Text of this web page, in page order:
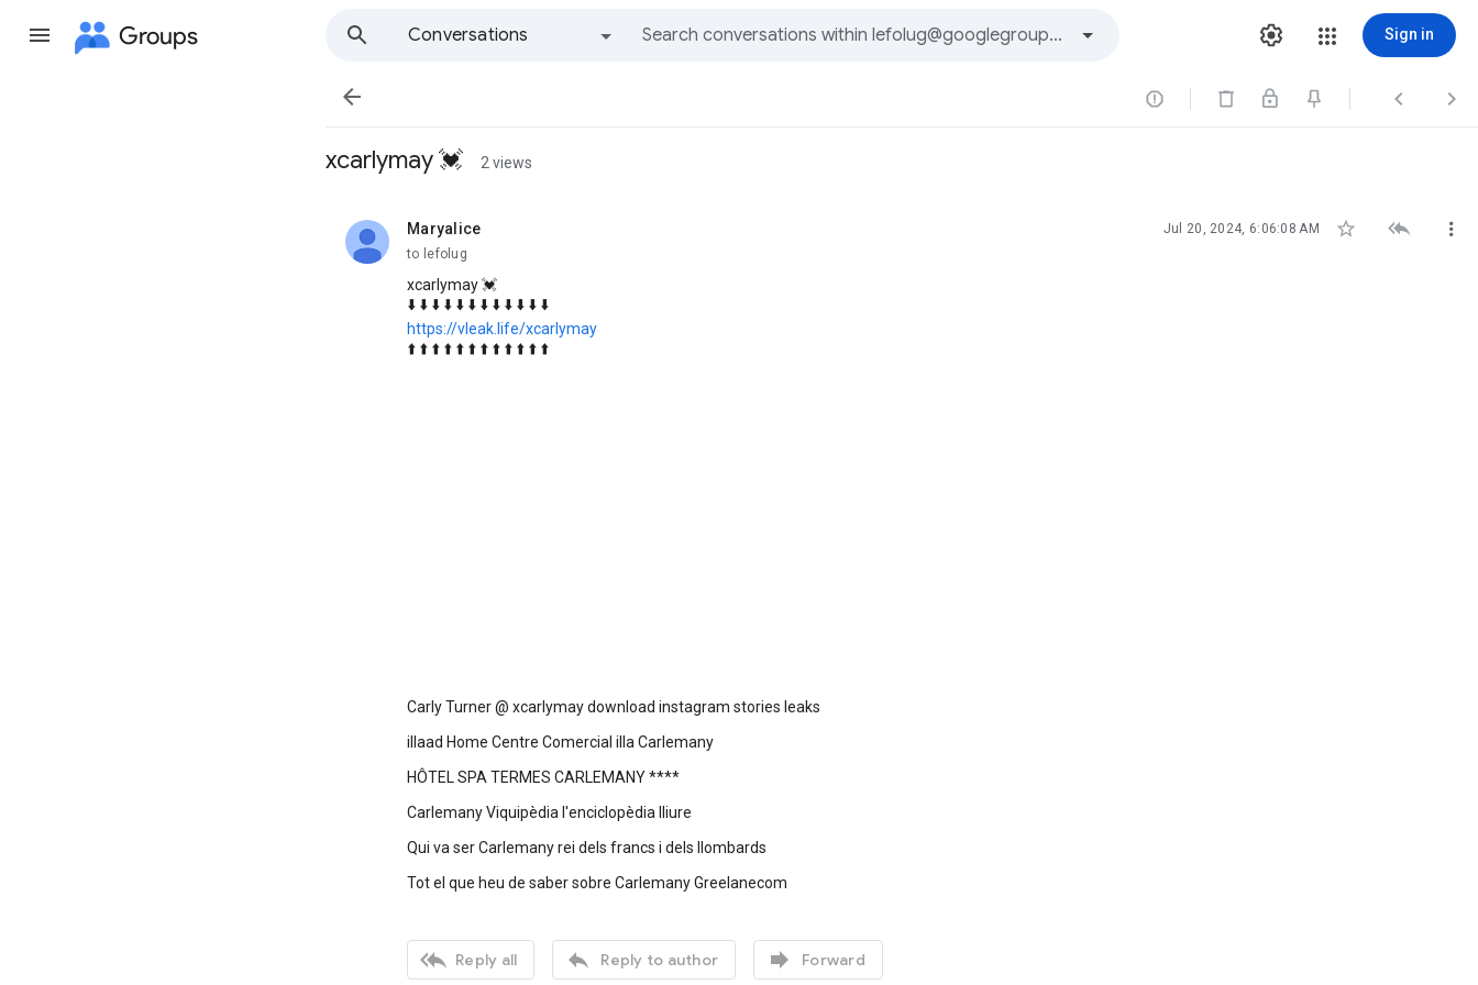
Groups
Conversations
Sign in
   
xcarlymay 💓 2 views
Maryalice
unread, Jul 20, 2024, 6:06:08 AM   
to lefolug
xcarlymay 💓
⬇️ ⬇️ ⬇️ ⬇️ ⬇️ ⬇️ ⬇️ ⬇️ ⬇️ ⬇️ ⬇️ ⬇️
https://vleak.life/xcarlymay
⬆️ ⬆️ ⬆️ ⬆️ ⬆️ ⬆️ ⬆️ ⬆️ ⬆️ ⬆️ ⬆️ ⬆️
Carly Turner @ xcarlymay download instagram stories leaks
illaad Home Centre Comercial illa Carlemany
HÔTEL SPA TERMES CARLEMANY ****
Carlemany Viquipèdia l'enciclopèdia lliure
Qui va ser Carlemany rei dels francs i dels llombards
Tot el que heu de saber sobre Carlemany Greelanecom
 Reply all  Reply to author  Forward